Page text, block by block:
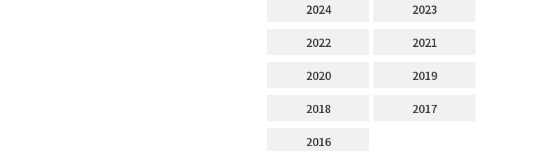
2024
2023
2022
2021
2020
2019
2018
2017
2016